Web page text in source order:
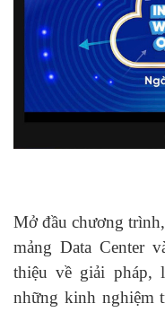
Mở đầu chương
mảng Data Center
thiệu về giải pháp,
những kinh nghiệm